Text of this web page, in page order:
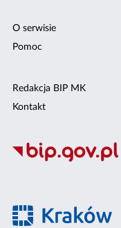
O serwisie
Pomoc
Redakcja BIP MK
Kontakt